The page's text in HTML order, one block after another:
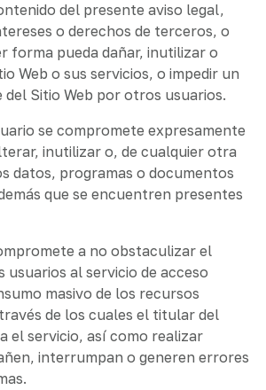
del presente aviso legal,
o derechos de terceros, o
forma pueda dañar, inutilizar o
Web o sus servicios, o impedir un
Sitio Web por otros usuarios.
se compromete expresamente
inutilizar o, de cualquier otra
datos, programas o documentos
que se encuentren presentes
a no obstaculizar el
usuarios al servicio de acceso
masivo de los recursos
de los cuales el titular del
el servicio, así como realizar
interrumpan o generen errores